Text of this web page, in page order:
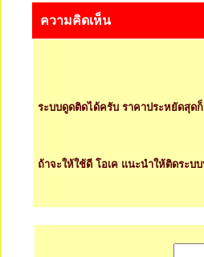
ความคิดเห็น
ระบบดูดติดได้ครับ ราคาประหยัดสุด
ถ้าจะให้ใช้ดี โอเค แนะนำให้ติดระ